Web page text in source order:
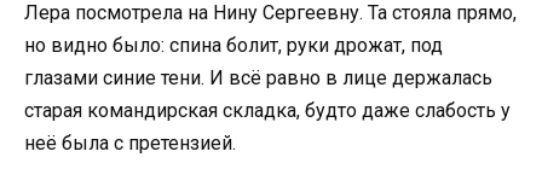
Лера посмотрела на Нину Сергеевну. Та стояла прямо,
но видно было: спина болит, руки дрожат, под
глазами синие тени. И всё равно в лице держалась
старая командирская складка, будто даже слабость у
неё была с претензией.